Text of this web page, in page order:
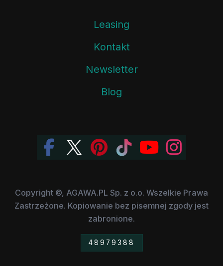
Leasing
Kontakt
Newsletter
Blog
Copyright ©, AGAWA.PL Sp. z o.o. Wszelkie Prawa
Zastrzeżone. Kopiowanie bez pisemnej zgody jest
zabronione.
48979388